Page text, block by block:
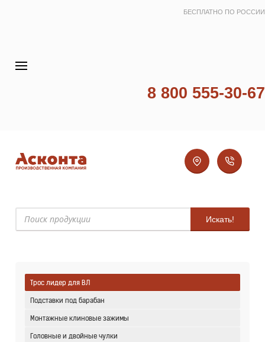
БЕСПЛАТНО ПО РОССИИ
8 800 555-30-67
Искать!
Трос лидер для ВЛ
Подставки под барабан
Монтажные клиновые зажимы
Головные и двойные чулки